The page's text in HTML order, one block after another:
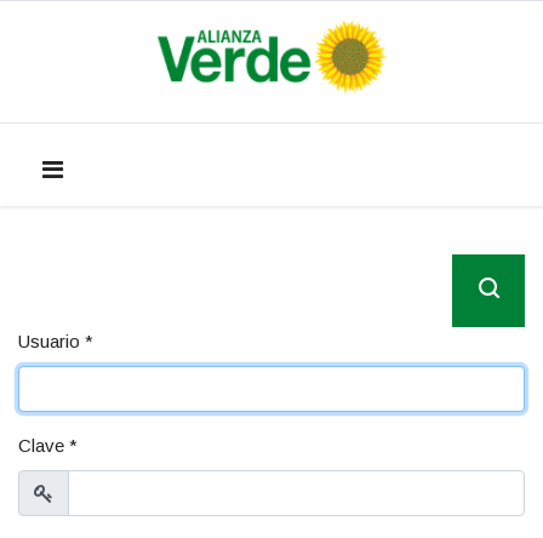
Usuario *
Clave *
Mostrar